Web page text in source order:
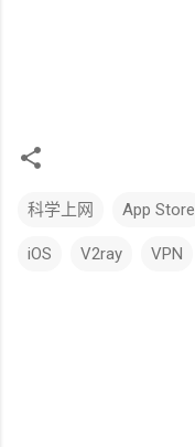
科学上网 App Store
iOS V2ray VPN